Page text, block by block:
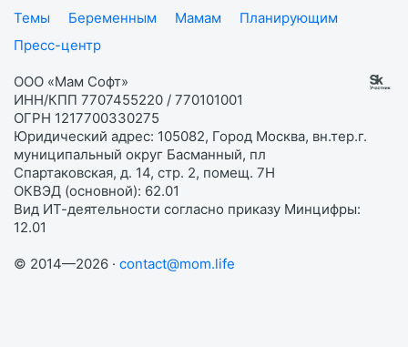
Темы
Беременным Мамам
Планирующим
Пресс-центр
ООО «Мам Софт»
ИНН/КПП 7707455220 / 770101001
ОГРН 1217700330275
Юридический адрес: 105082, Город Москва, вн.тер.г.
муниципальный округ Басманный, пл
Спартаковская, д. 14, стр. 2, помещ. 7Н
ОКВЭД (основной): 62.01
Вид ИТ-деятельности согласно приказу Минцифры:
12.01
© 2014—2026 · contact@mom.life